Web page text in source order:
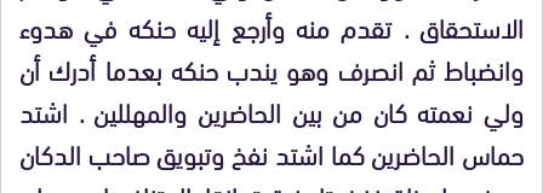
الاستحقاق . تقدم منه وأرجع إليه حنكه في هدوء
وانضباط ثم انصرف وهو يندب حنكه بعدما أدرك أن
ولي نعمته كان من بين الحاضرين والمهللين . اشتد
حماس الحاضرين كما اشتد نفخ وتبويق صاحب الدكان